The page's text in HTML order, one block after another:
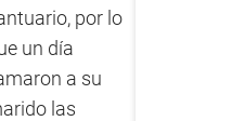
por lo
un día
a su
las